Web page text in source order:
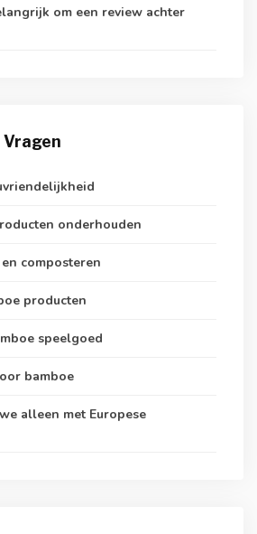
om een review achter
onderhouden
composteren
producten
speelgoed
bamboe
alleen met Europese